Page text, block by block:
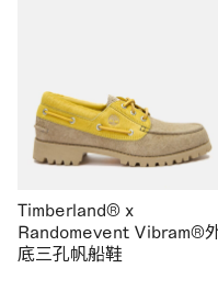
Timberland® x
Randomevent Vibram®
底三孔帆船鞋